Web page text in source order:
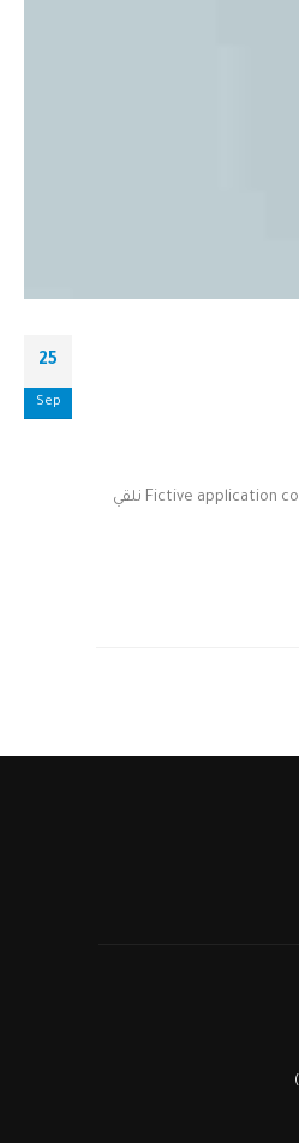
25
Sep
نظام الأسمارات المنزلية يمكن أن يكون استثمارًا رائعًا لتحسين راحة حياتك وأمان منزلك. ومع ذلك، قد تتساءل عن التكلفة المتوقعة لتثبيت وتشغيل هذا النظام. دعونا Fictive application controlling the modern house نلقي